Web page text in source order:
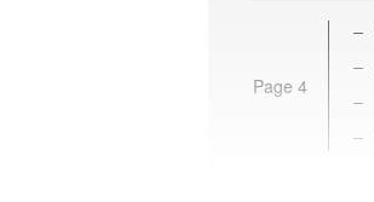
Page 4